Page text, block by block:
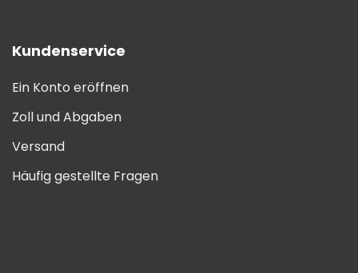
Kundenservice
Ein Konto eröffnen
Zoll und Abgaben
Versand
Häufig gestellte Fragen